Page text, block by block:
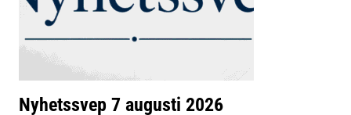
Nyhetssvep 7 augusti 2026